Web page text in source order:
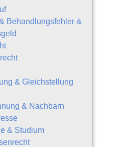
Behandlungsfehler &
& Gleichstellung
& Nachbarn
& Studium